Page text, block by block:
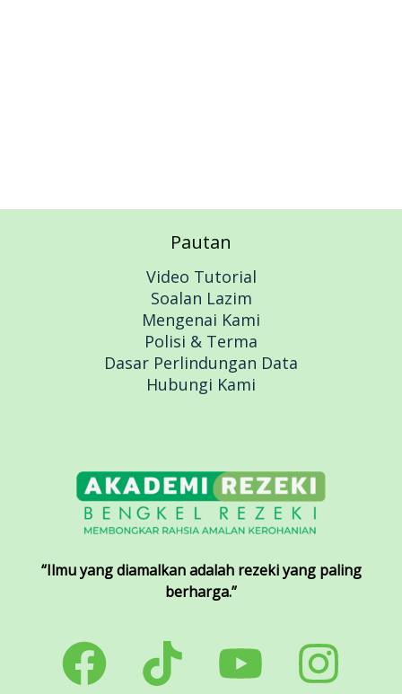
Pautan
Video Tutorial
Soalan Lazim
Mengenai Kami
Polisi & Terma
Dasar Perlindungan Data
Hubungi Kami
“Ilmu yang diamalkan adalah rezeki yang paling
berharga.”